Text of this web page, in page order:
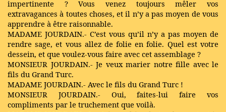
impertinente ? Vous venez toujours mêler vos
extravagances à toutes choses, et il n’y a pas moyen de vous
apprendre à être raisonnable.
MADAME JOURDAIN.- C’est vous qu’il n’y a pas moyen de
rendre sage, et vous allez de folie en folie. Quel est votre
dessein, et que voulez-vous faire avec cet assemblage ?
MONSIEUR JOURDAIN.- Je veux marier notre fille avec le
fils du Grand Turc.
MADAME JOURDAIN.- Avec le fils du Grand Turc !
MONSIEUR JOURDAIN.- Oui, faites-lui faire vos
compliments par le truchement que voilà.